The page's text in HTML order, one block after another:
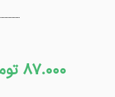
87.000